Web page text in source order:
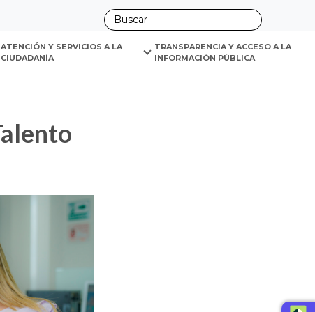
ATENCIÓN Y SERVICIOS A LA
CIUDADANÍA
TRANSPARENCIA Y ACCESO A LA
INFORMACIÓN PÚBLICA